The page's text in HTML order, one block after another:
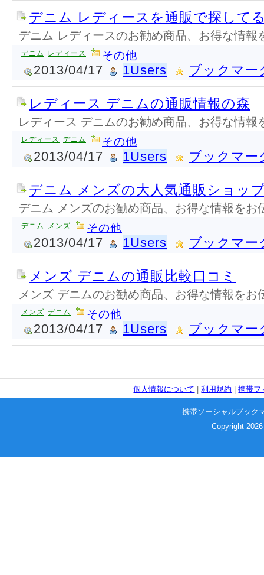
デニム レディースを通販で探して
デニム レディースのお勧め商品、お得な情報
デニム レディース その他
2013/04/17 1Users ブックマー
レディース デニムの通販情報の森
レディース デニムのお勧め商品、お得な情報
レディース デニム その他
2013/04/17 1Users ブックマー
デニム メンズの大人気通販ショッ
デニム メンズのお勧め商品、お得な情報をお
デニム メンズ その他
2013/04/17 1Users ブックマー
メンズ デニムの通販比較口コミ
メンズ デニムのお勧め商品、お得な情報をお
メンズ デニム その他
2013/04/17 1Users ブックマー
個人情報について |利用規約 |携帯フ
携帯ソーシャルブック
Copyright